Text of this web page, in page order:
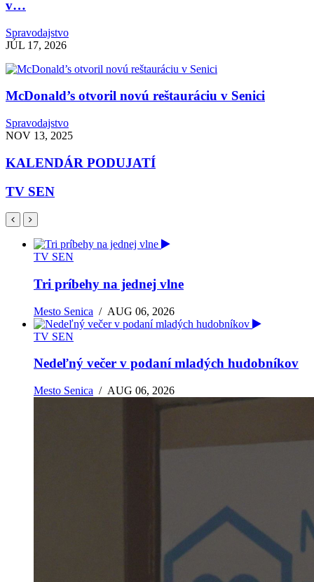
v…
Spravodajstvo
JÚL 17, 2026
McDonald’s otvoril novú reštauráciu v Senici
Spravodajstvo
NOV 13, 2025
KALENDÁR PODUJATÍ
TV SEN
TV SEN
Tri príbehy na jednej vlne
Mesto Senica /AUG 06, 2026
TV SEN
Nedeľný večer v podaní mladých hudobníkov
Mesto Senica /AUG 06, 2026